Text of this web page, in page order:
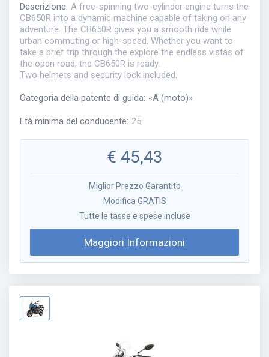
Descrizione: A free-spinning two-cylinder engine turns the
CB650R into a dynamic machine capable of taking on any
adventure. The CB650R gives you a smooth ride while
urban commuting or high-speed. Whether you want to
take a brief trip through the explore the endless vistas of
the open road, the CB650R is ready.
Two helmets and security lock included.
Categoria della patente di guida: «A (moto)»
Età minima del conducente: 25
€ 45,43
Miglior Prezzo Garantito
Modifica GRATIS
Tutte le tasse e spese incluse
Maggiori Informazioni